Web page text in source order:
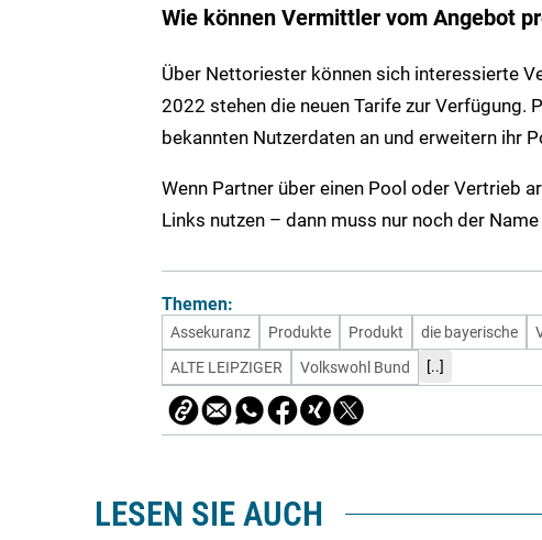
Wie können Vermittler vom Angebot
Über Nettoriester können sich interessierte
2022 stehen die neuen Tarife zur
bekannten Nutzerdaten an und erweitern ihr
Wenn Partner über einen Pool oder Vertrieb
Links nutzen – dann muss nur noch der
Themen:
Assekuranz Produkte Produkt die bayerische
ALTE LEIPZIGER
Volkswohl Bund [..]
LESEN SIE AUCH